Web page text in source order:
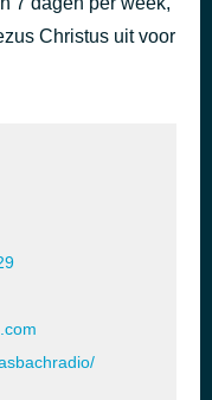
Christus uit voor